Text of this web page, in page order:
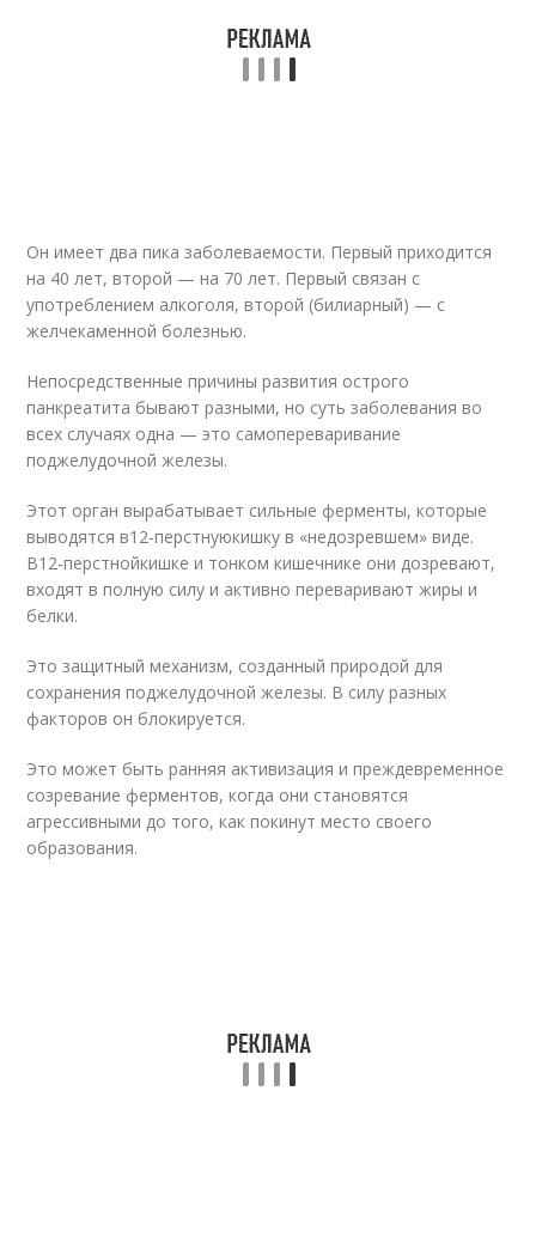
Он имеет два пика заболеваемости. Первый приходится
на 40 лет, второй — на 70 лет. Первый связан с
употреблением алкоголя, второй (билиарный) — с
желчекаменной болезнью.
Непосредственные причины развития острого
панкреатита бывают разными, но суть заболевания во
всех случаях одна — это самопереваривание
поджелудочной железы.
Этот орган вырабатывает сильные ферменты, которые
выводятся в12-перстнуюкишку в «недозревшем» виде.
В12-перстнойкишке и тонком кишечнике они дозревают,
входят в полную силу и активно переваривают жиры и
белки.
Это защитный механизм, созданный природой для
сохранения поджелудочной железы. В силу разных
факторов он блокируется.
Это может быть ранняя активизация и преждевременное
созревание ферментов, когда они становятся
агрессивными до того, как покинут место своего
образования.